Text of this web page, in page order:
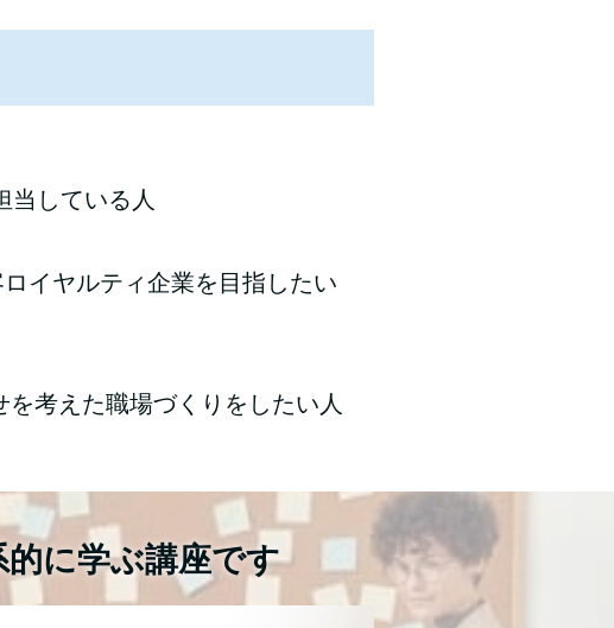
当している人
イヤルティ企業を目指したい
を考えた職場づくりをしたい人
に学ぶ講座です